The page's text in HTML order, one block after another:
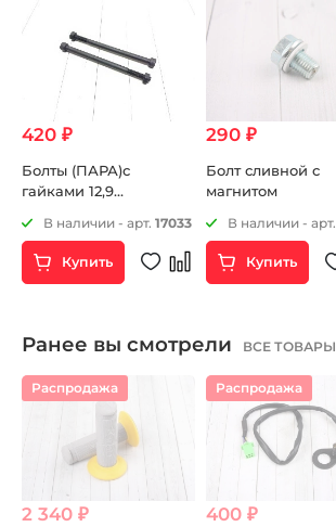
420 ₽
Болты (ПАРА)с
гайками 12,9
М8х130мм
В наличии - арт. 17033
Купить
290 ₽
Болт сливной с
магнитом
В наличии - арт.
Купить
Ранее вы смотрели ВСЕ ТОВАРЫ
Распродажа
2 340 ₽
Распродажа
400 ₽